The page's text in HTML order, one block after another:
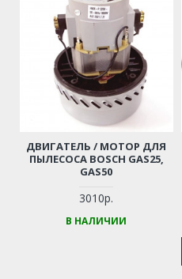
ДВИГАТЕЛЬ / МОТОР ДЛЯ
ПЫЛЕСОСА BOSCH GAS25,
GAS50
3010р.
В НАЛИЧИИ